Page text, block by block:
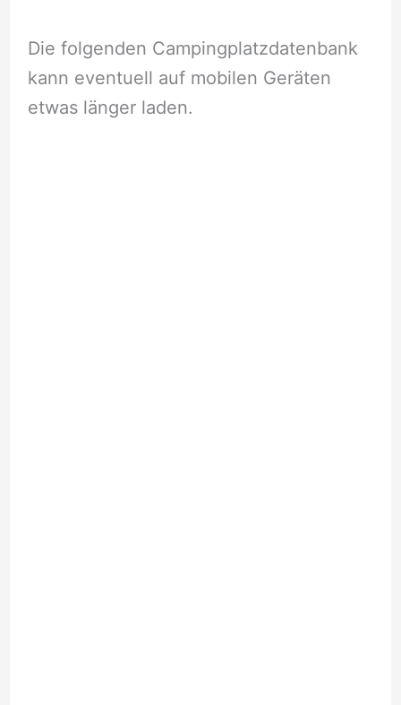
Die folgenden Campingplatzdatenbank
kann eventuell auf mobilen Geräten
etwas länger laden.